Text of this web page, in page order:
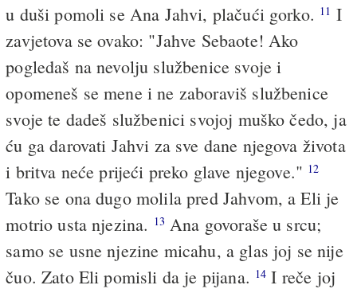
u duši pomoli se Ana Jahvi, plačući gorko. 11 I
zavjetova se ovako: "Jahve Sebaote! Ako
pogledaš na nevolju službenice svoje i
opomeneš se mene i ne zaboraviš službenice
svoje te dadeš službenici svojoj muško čedo, ja
ću ga darovati Jahvi za sve dane njegova života
i britva neće prijeći preko glave njegove." 12
Tako se ona dugo molila pred Jahvom, a Eli je
motrio usta njezina. 13 Ana govoraše u srcu;
samo se usne njezine micahu, a glas joj se nije
čuo. Zato Eli pomisli da je pijana. 14 I reče joj